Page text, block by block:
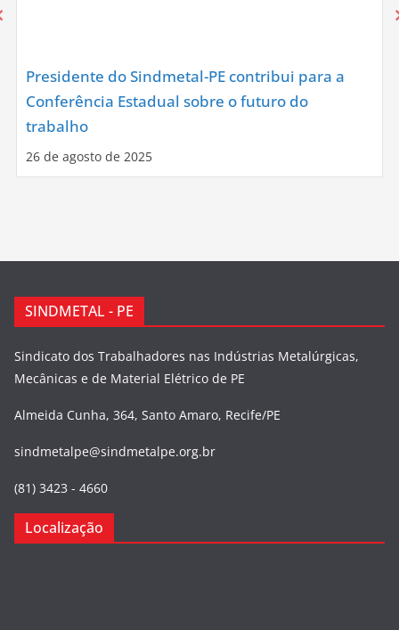
Presidente do Sindmetal-PE contribui para a
Conferência Estadual sobre o futuro do
trabalho
26 de agosto de 2025
SINDMETAL - PE
Sindicato dos Trabalhadores nas Indústrias Metalúrgicas,
Mecânicas e de Material Elétrico de PE
Almeida Cunha, 364, Santo Amaro, Recife/PE
sindmetalpe@sindmetalpe.org.br
(81) 3423 - 4660
Localização